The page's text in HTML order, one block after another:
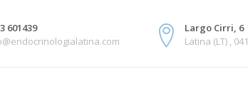
601439
Largo Cirri, 6
Latina (LT) ,